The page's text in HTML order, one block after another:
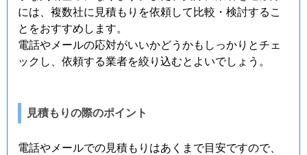
には、複数社に見積もりを依頼して比較・検討するこ
とをおすすめします。
電話やメールの応対がいいかどうかもしっかりとチェ
ックし、依頼する業者を絞り込むとよいでしょう。
見積もりの際のポイント
電話やメールでの見積もりはあくまで目安ですので、